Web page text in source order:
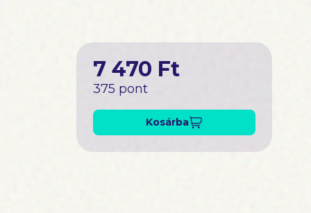
7 470 Ft
375 pont
Kosárba